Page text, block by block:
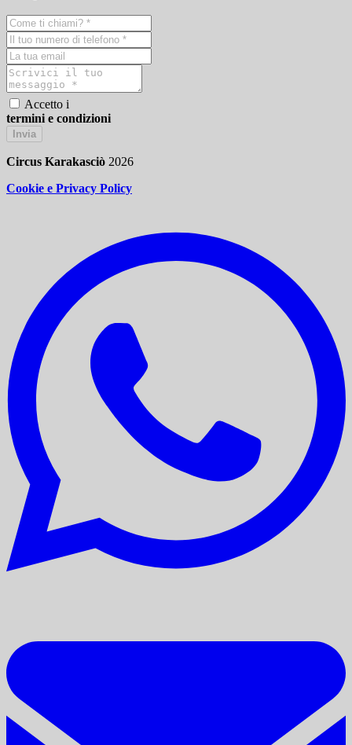
Accetto i
termini e condizioni
Invia
Circus Karakasciò 2026
Cookie e Privacy Policy